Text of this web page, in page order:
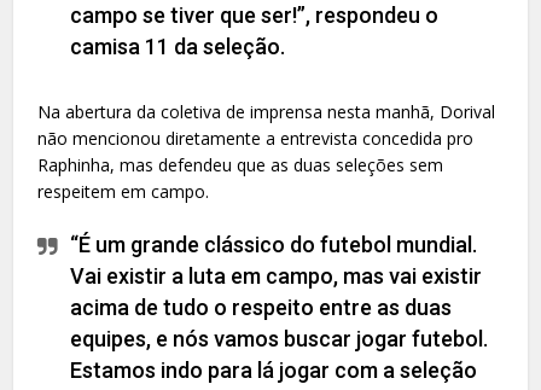
campo se tiver que ser!”, respondeu o
camisa 11 da seleção.
Na abertura da coletiva de imprensa nesta manhã, Dorival
não mencionou diretamente a entrevista concedida pro
Raphinha, mas defendeu que as duas seleções sem
respeitem em campo.
“É um grande clássico do futebol mundial.
Vai existir a luta em campo, mas vai existir
acima de tudo o respeito entre as duas
equipes, e nós vamos buscar jogar futebol.
Estamos indo para lá jogar com a seleção